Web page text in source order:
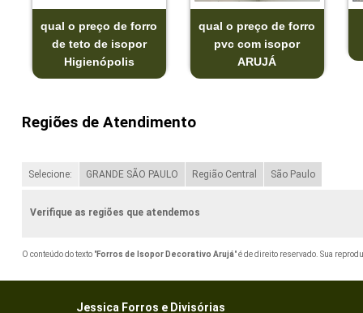
qual o preço de forro
de teto de isopor
Higienópolis
qual o preço de forro
pvc com isopor
ARUJÁ
Regiões de Atendimento
Selecione: GRANDE SÃO PAULO Região Central São Paulo
Verifique as regiões que atendemos
O conteúdo do texto "Forros de Isopor Decorativo Arujá" é de direito reservado. Sua
Jessica Forros e Divisórias